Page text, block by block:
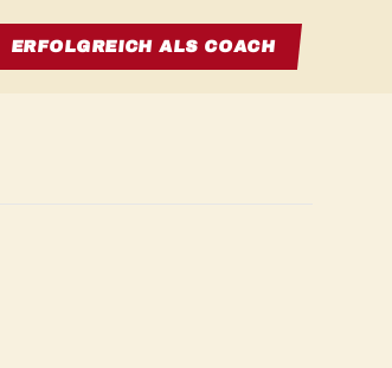
ERFOLGREICH ALS COACH